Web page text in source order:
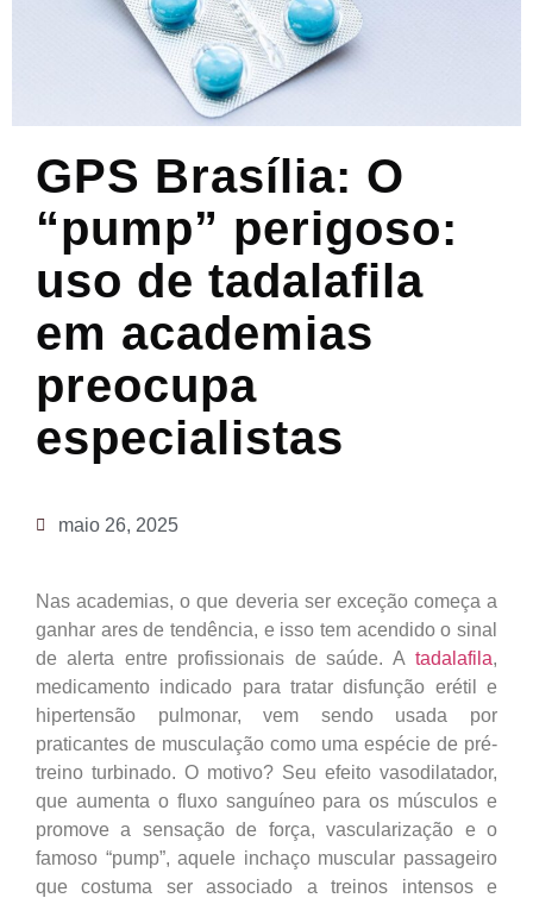
GPS Brasília: O
“pump” perigoso:
uso de tadalafila
em academias
preocupa
especialistas
maio 26, 2025
Nas academias, o que deveria ser exceção começa a
ganhar ares de tendência, e isso tem acendido o sinal
de alerta entre profissionais de saúde. A tadalafila,
medicamento indicado para tratar disfunção erétil e
hipertensão pulmonar, vem sendo usada por
praticantes de musculação como uma espécie de pré-
treino turbinado. O motivo? Seu efeito vasodilatador,
que aumenta o fluxo sanguíneo para os músculos e
promove a sensação de força, vascularização e o
famoso “pump”, aquele inchaço muscular passageiro
que costuma ser associado a treinos intensos e